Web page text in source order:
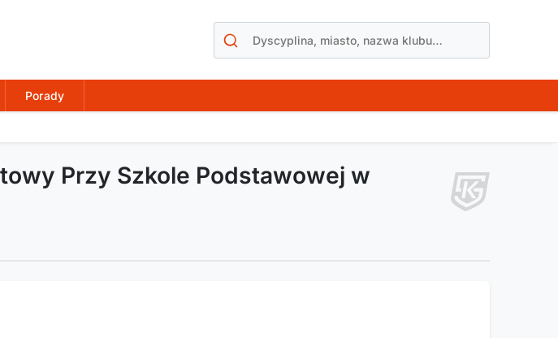
Porady
Przy Szkole Podstawowej w